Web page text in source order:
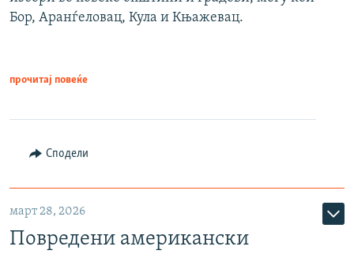
Бор, Аранѓеловац, Кула и Књажевац.
прочитај повеќе
Сподели
март 28, 2026
Повредени американски